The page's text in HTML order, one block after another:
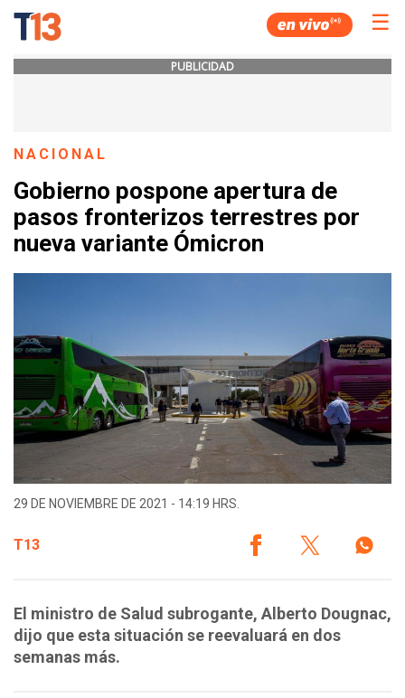
☰
PUBLICIDAD
NACIONAL
Gobierno pospone apertura de
pasos fronterizos terrestres por
nueva variante Ómicron
29 DE NOVIEMBRE DE 2021 - 14:19 HRS.
T13
El ministro de Salud subrogante, Alberto Dougnac,
dijo que esta situación se reevaluará en dos
semanas más.